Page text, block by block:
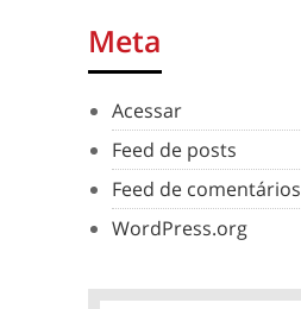
Meta
Acessar
Feed de posts
Feed de comentários
WordPress.org